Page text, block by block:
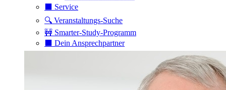
⬛️ Service
🔍 Veranstaltungs-Suche
🚧 Smarter-Study-Programm
⬛️ Dein Ansprechpartner